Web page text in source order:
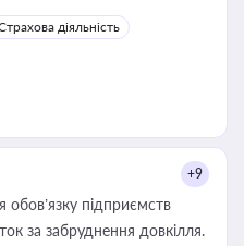
діяльність
+9
обов’язку підприємств
за забруднення довкілля.